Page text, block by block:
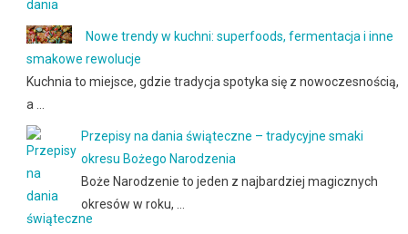
Nowe trendy w kuchni: superfoods, fermentacja i inne
smakowe rewolucje
Kuchnia to miejsce, gdzie tradycja spotyka się z nowoczesnością,
a …
Przepisy na dania świąteczne – tradycyjne smaki
okresu Bożego Narodzenia
Boże Narodzenie to jeden z najbardziej magicznych
okresów w roku, …